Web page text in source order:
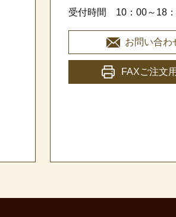
受付時間 10：00～18
お問い合わ
FAXご注文